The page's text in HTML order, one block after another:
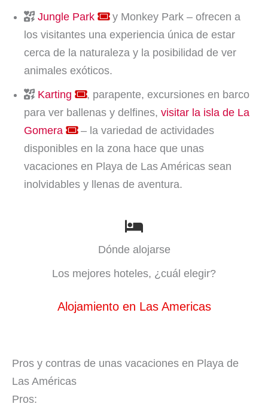
Jungle Park
y Monkey Park – ofrecen a
los visitantes una experiencia única de estar
cerca de la naturaleza y la posibilidad de ver
animales exóticos.
Karting
, parapente, excursiones en barco
para ver ballenas y delfines, visitar la isla de La
Gomera
– la variedad de actividades
disponibles en la zona hace que unas
vacaciones en Playa de Las Américas sean
inolvidables y llenas de aventura.
Dónde alojarse
Los mejores hoteles, ¿cuál elegir?
Alojamiento en Las Americas
Pros y contras de unas vacaciones en Playa de
Las Américas
Pros: